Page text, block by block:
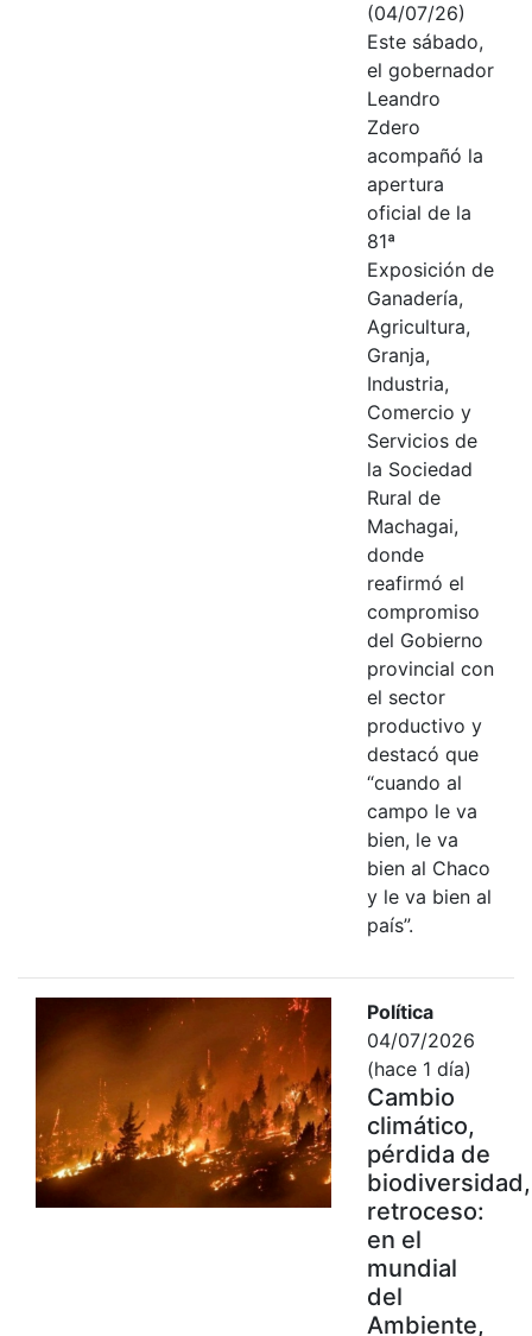
(04/07/26)
Este sábado,
el gobernador
Leandro
Zdero
acompañó la
apertura
oficial de la
81ª
Exposición de
Ganadería,
Agricultura,
Granja,
Industria,
Comercio y
Servicios de
la Sociedad
Rural de
Machagai,
donde
reafirmó el
compromiso
del Gobierno
provincial con
el sector
productivo y
destacó que
“cuando al
campo le va
bien, le va
bien al Chaco
y le va bien al
país”.
Política
04/07/2026
(hace 1 día)
Cambio
climático,
pérdida de
biodiversidad,
retroceso:
en el
mundial
del
Ambiente,